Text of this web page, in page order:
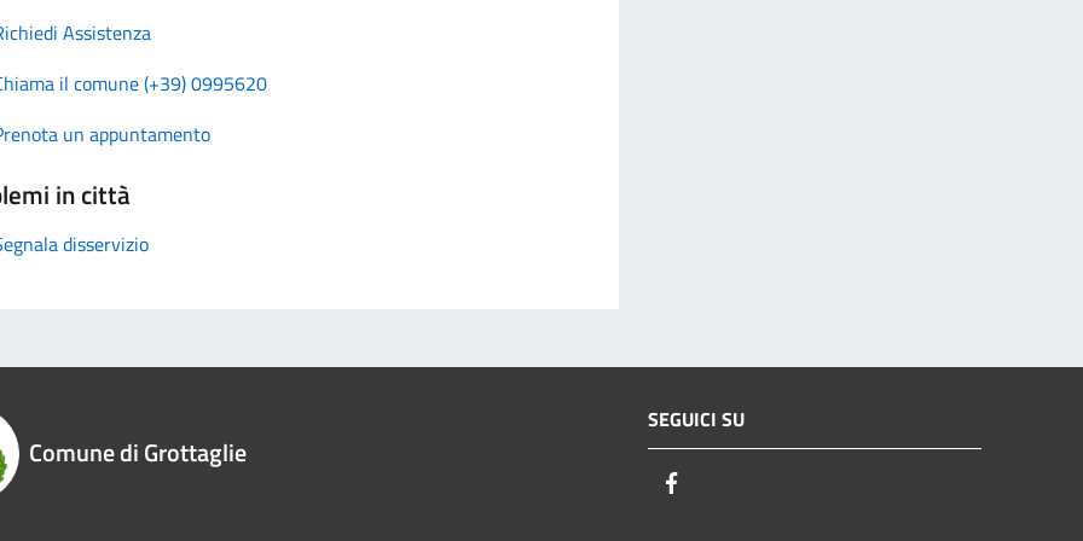
Assistenza
il comune (+39) 0995620
un appuntamento
in città
disservizio
Comune di Grottaglie
SEGUICI SU